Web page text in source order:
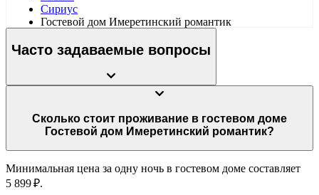
Сириус
Гостевой дом Имеретинский романтик
Часто задаваемые вопросы
Сколько стоит проживание в гостевом доме
Гостевой дом Имеретинский романтик?
Минимальная цена за одну ночь в гостевом доме составляет
5 899 ₽.